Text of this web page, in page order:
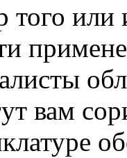
или
вам